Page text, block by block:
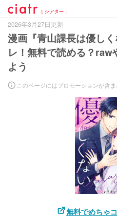
[ シアター ]
2026年3月27日更新
漫画『青山課長は優し
レ！無料で読める？
よう
このページにはプロモーションが含
無料でめちゃ